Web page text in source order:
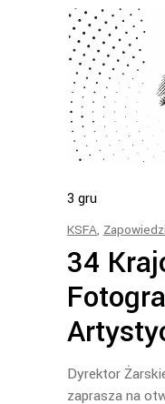
3 gru
KSFA,
34
Dyrektor
zaprasza na